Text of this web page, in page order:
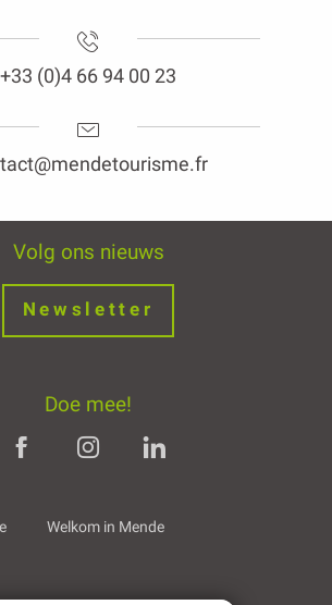
+33 (0)4 66 94 00 23
Volg ons nieuws
Newsletter
Doe mee!
Welkom in Mende